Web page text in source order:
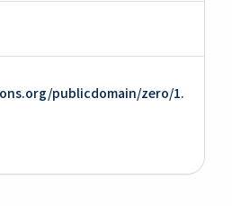
publicdomain/zero/1.